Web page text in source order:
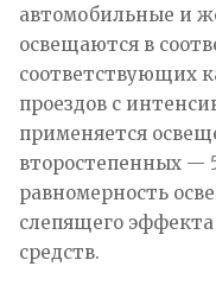
автомобильные и
освещаются в
соответствующих
проездов с
применяется
второстепенных —
равномерность
слепящего
средств.